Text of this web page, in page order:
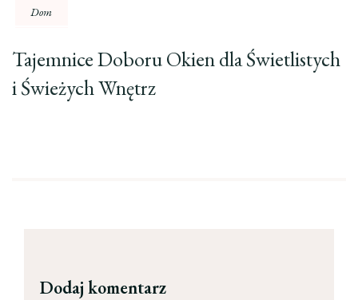
Dom
Tajemnice Doboru Okien dla Świetlistych
i Świeżych Wnętrz
Dodaj komentarz